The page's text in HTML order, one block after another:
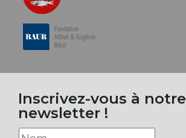
Inscrivez-vous à notre
newsletter !